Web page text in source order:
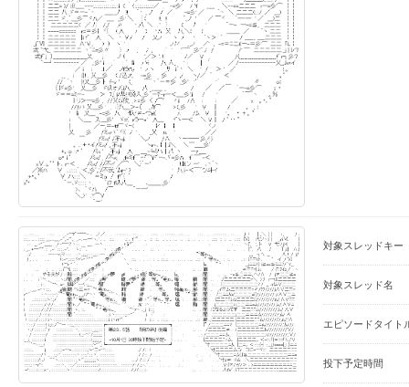
対象スレッドキー
対象スレッド名
エピソードタイト
投下予定時間